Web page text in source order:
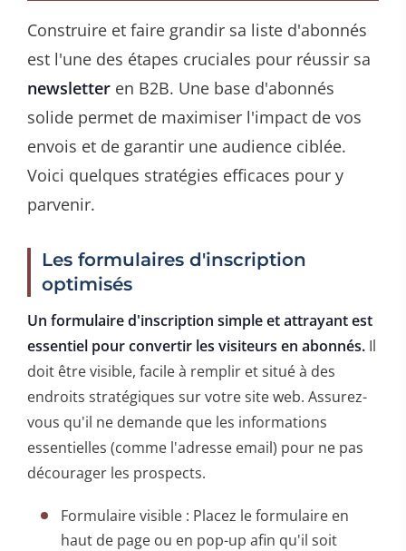
Construire et faire grandir sa liste d'abonnés
est l'une des étapes cruciales pour réussir sa
newsletter en B2B. Une base d'abonnés
solide permet de maximiser l'impact de vos
envois et de garantir une audience ciblée.
Voici quelques stratégies efficaces pour y
parvenir.
Les formulaires d'inscription
optimisés
Un formulaire d'inscription simple et attrayant est
essentiel pour convertir les visiteurs en abonnés. Il
doit être visible, facile à remplir et situé à des
endroits stratégiques sur votre site web. Assurez-
vous qu'il ne demande que les informations
essentielles (comme l'adresse email) pour ne pas
décourager les prospects.
Formulaire visible : Placez le formulaire en
haut de page ou en pop-up afin qu'il soit